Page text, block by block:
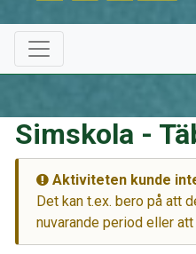
Simskola -
Aktiviteten kunde
Det kan t.ex. bero på att
nuvarande period eller att